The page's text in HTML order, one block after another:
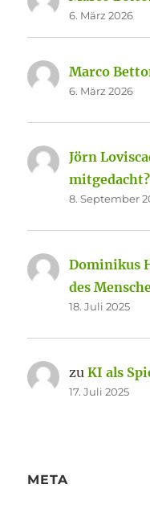
6. März 2026
Marco
6. März 2026
Jörn
mitgedacht?
8. September
Dominikus
des
18. Juli 2025
zuKI als
17. Juli 2025
META